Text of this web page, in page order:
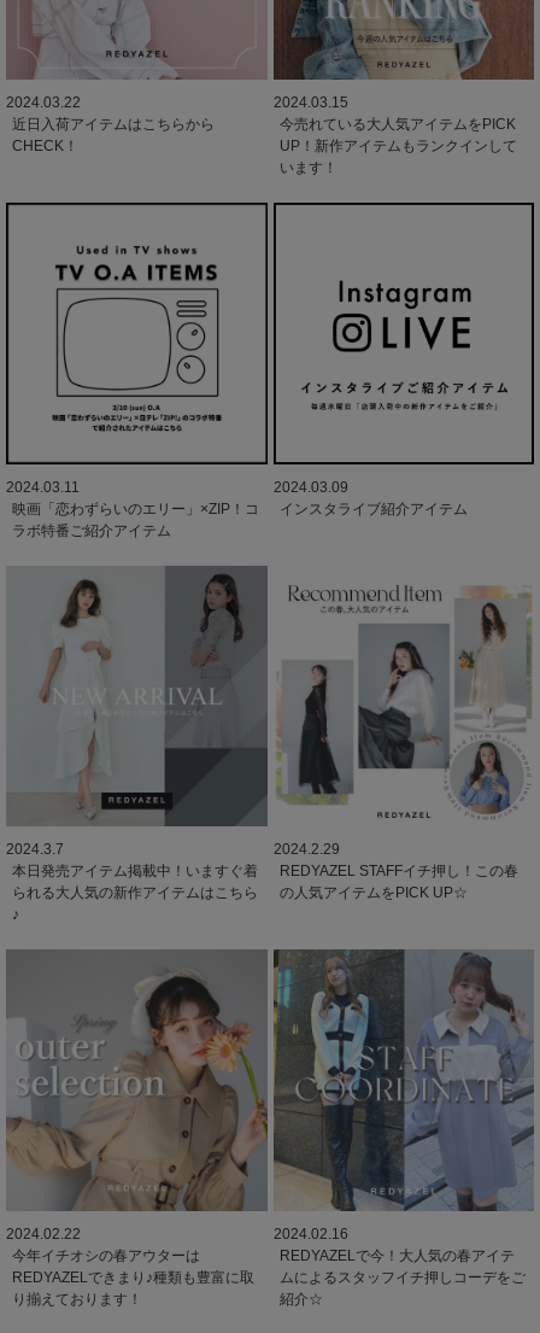
2024.03.22
近日入荷アイテムはこちらから
CHECK！
2024.03.15
今売れている大人気アイテムをPICK
UP！新作アイテムもランクインして
います！
2024.03.11
映画「恋わずらいのエリー」×ZIP！コ
ラボ特番ご紹介アイテム
2024.03.09
インスタライブ紹介アイテム
2024.3.7
本日発売アイテム掲載中！いますぐ着
られる大人気の新作アイテムはこちら
♪
2024.2.29
REDYAZEL STAFFイチ押し！この春
の人気アイテムをPICK UP☆
2024.02.22
今年イチオシの春アウターは
REDYAZELできまり♪種類も豊富に取
り揃えております！
2024.02.16
REDYAZELで今！大人気の春アイテ
ムによるスタッフイチ押しコーデをご
紹介☆